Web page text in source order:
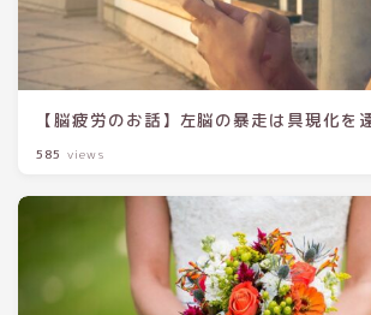
【脳疲労のお話】左脳の暴走は具現化を
585 views